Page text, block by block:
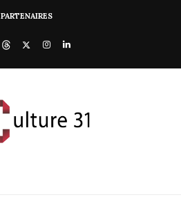
PARTENAIRES